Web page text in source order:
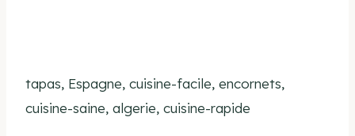
tapas, Espagne, cuisine-facile, encornets,
cuisine-saine, algerie, cuisine-rapide